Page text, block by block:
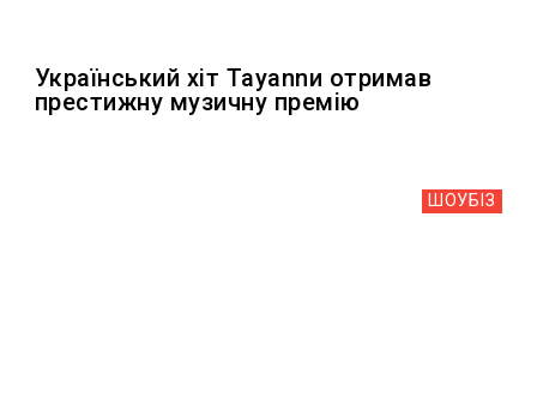
Український хіт Tayannи отримав
преcтижну музичну премію
ШОУБIЗ